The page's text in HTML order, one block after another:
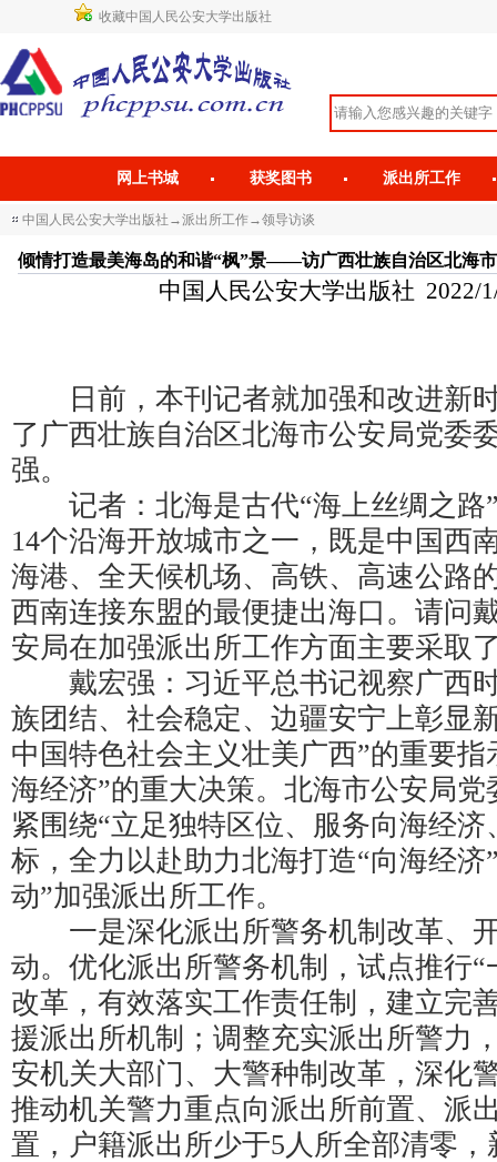
收藏中国人民公安大学出版社
网上书城 获奖图书 派出所工作
中国人民公安大学出版社 →派出所工作→领导访谈
倾情打造最美海岛的和谐“枫”景——访广西壮族自治区北海
中国人民公安大学出版社 2022/
日前，本刊记者就加强和改进新
了广西壮族自治区北海市公安局党委
强。
记者：北海是古代“海上丝绸之路
14个沿海开放城市之一，既是中国西
海港、全天候机场、高铁、高速公路
西南连接东盟的最便捷出海口。请问
安局在加强派出所工作方面主要采取
戴宏强：习近平总书记视察广西时
族团结、社会稳定、边疆安宁上彰显
中国特色社会主义壮美广西”的重要指
海经济”的重大决策。北海市公安局
紧围绕“立足独特区位、服务向海经
标，全力以赴助力北海打造“向海经济
动”加强派出所工作。
一是深化派出所警务机制改革、开
动。优化派出所警务机制，试点推行“
改革，有效落实工作责任制，建立完
援派出所机制；调整充实派出所警力
安机关大部门、大警种制改革，深化
推动机关警力重点向派出所前置、派
置，户籍派出所少于5人所全部清零